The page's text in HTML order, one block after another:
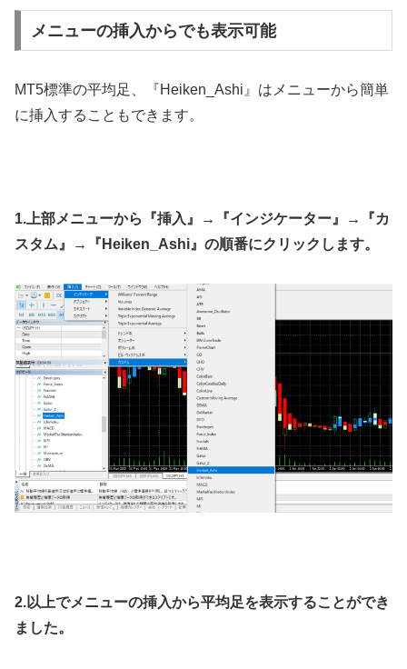
メニューの挿入からでも表示可能
MT5標準の平均足、『Heiken_Ashi』はメニューから簡単
に挿入することもできます。
1.上部メニューから『挿入』→『インジケーター』→『カ
スタム』→『Heiken_Ashi』の順番にクリックします。
2.以上でメニューの挿入から平均足を表示することができ
ました。